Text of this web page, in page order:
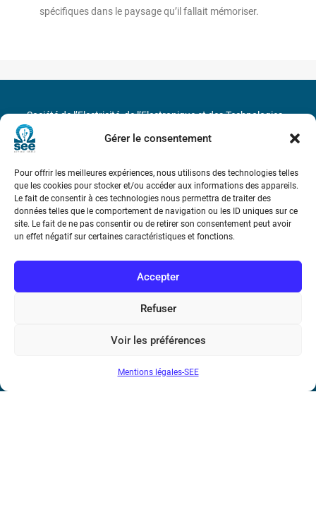
Gérer le consentement
Pour offrir les meilleures expériences, nous utilisons des technologies telles
que les cookies pour stocker et/ou accéder aux informations des appareils.
Le fait de consentir à ces technologies nous permettra de traiter des
données telles que le comportement de navigation ou les ID uniques sur ce
site. Le fait de ne pas consentir ou de retirer son consentement peut avoir
un effet négatif sur certaines caractéristiques et fonctions.
Accepter
Refuser
Voir les préférences
Mentions légales-SEE
spécifiques dans le paysage qu’il fallait mémoriser.
Bicentenaire des découvertes d’André-
Conditions Générales de Vente
Société de l’Electricité, de l’Electronique et des Technologies
de l’Information et de la Communication
Métro : « Boissière » Ligne 6 et « Iéna » Ligne 9
Téléphone : (+33) 1 56 90 37 17
N° de SIREN : 785 393 232, Code APE : 9412Z TVA intra-
communautaire : FR44 785 393 232